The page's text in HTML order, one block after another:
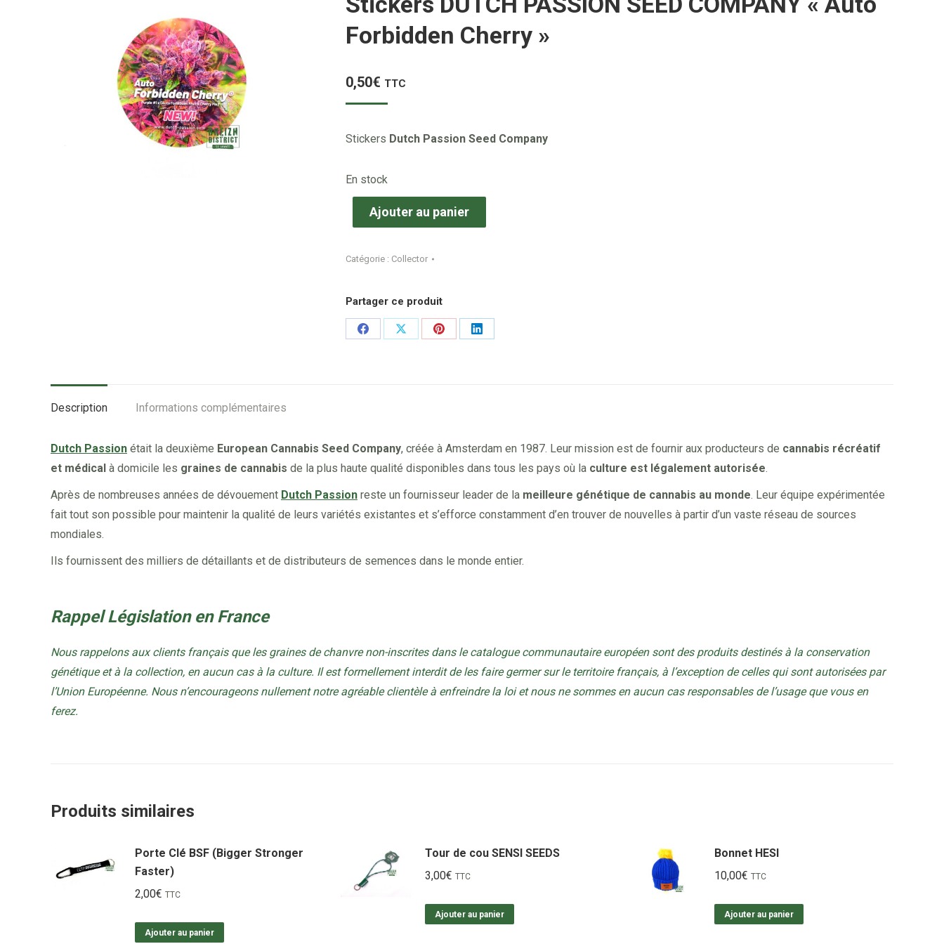
Forbidden Cherry »
0,50€ TTC
Stickers Dutch Passion Seed Company
En stock
Ajouter au panier
Catégorie : Collector
Partager ce produit
Share
Share
Share
Share
Description Informations complémentaires
Dutch Passion était la deuxième European Cannabis Seed Company, créée à Amsterdam en 1987. Leur mission est de fournir aux producteurs de cannabis récréatif
et médical à domicile les graines de cannabis de la plus haute qualité disponibles dans tous les pays où la culture est légalement autorisée.
Après de nombreuses années de dévouement Dutch Passion reste un fournisseur leader de la meilleure génétique de cannabis au monde. Leur équipe expérimentée
fait tout son possible pour maintenir la qualité de leurs variétés existantes et s’efforce constamment d’en trouver de nouvelles à partir d’un vaste réseau de sources
mondiales.
Ils fournissent des milliers de détaillants et de distributeurs de semences dans le monde entier.
Rappel Législation en France
Nous rappelons aux clients français que les graines de chanvre non-inscrites dans le catalogue communautaire européen sont des produits destinés à la conservation
génétique et à la collection, en aucun cas à la culture. Il est formellement interdit de les faire germer sur le territoire français, à l’exception de celles qui sont autorisées par
l’Union Européenne. Nous n’encourageons nullement notre agréable clientèle à enfreindre la loi et nous ne sommes en aucun cas responsables de l’usage que vous en
ferez.
Produits similaires
Porte Clé BSF (Bigger Stronger
Faster)
2,00€ TTC
Ajouter au panier
Tour de cou SENSI SEEDS
3,00€ TTC
Ajouter au panier
Bonnet HESI
10,00€ TTC
Ajouter au panier